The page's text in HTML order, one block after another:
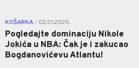
KOŠARKA 02.01.2025.
Pogledajte dominaciju Nikole
Jokića u NBA: Čak je i zakucao
Bogdanovićevu Atlantu!